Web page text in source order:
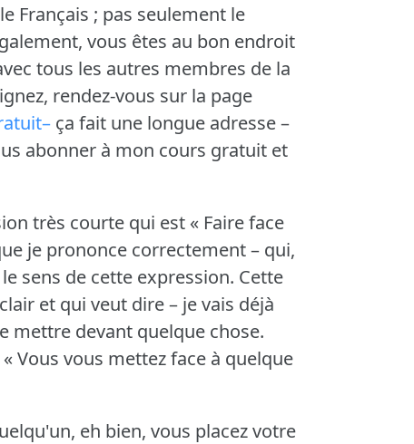
Français ; pas seulement le
vous êtes au bon endroit
tous les autres membres de la
rendez-vous sur la page
ça fait une longue adresse –
abonner à mon cours gratuit et
très courte qui est « Faire face
je prononce correctement – qui,
sens de cette expression. Cette
et qui veut dire – je vais déjà
mettre devant quelque chose.
Vous vous mettez face à quelque
eh bien, vous placez votre